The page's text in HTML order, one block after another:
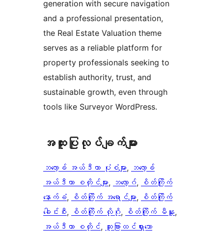
generation with secure navigation
and a professional presentation,
the Real Estate Valuation theme
serves as a reliable platform for
property professionals seeking to
establish authority, trust, and
sustainable growth, even through
tools like Surveyor WordPress.
အ​ထူး​ပြု​လုပ်​ချက်​များ
ဘလော့ခ် အယ်ဒီတာ ပုံစံများ, ဘလော့ခ်
အယ်ဒီတာ စတိုင်များ, ဘလော့ဂ်,
စိတ်ကြိုက်
နောက်ခံ, စိတ်ကြိုက် အရောင်များ,
စိတ်ကြိုက်
ခေါင်းစီး, စိတ်ကြိုက် လိုဂို, စိတ်ကြိုက် မီနူး
အယ်ဒီတာ စတိုင်, ထူးခြားထင်ရှားသော